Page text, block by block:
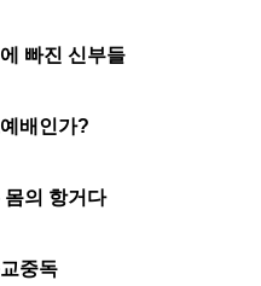
빠진 신부들
배인가?
몸의 항거다
중독